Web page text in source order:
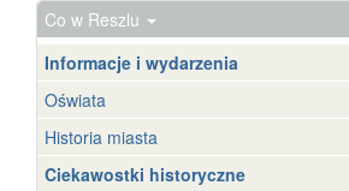
Co w Reszlu
Informacje i wydarzenia
Oświata
Historia miasta
Ciekawostki historyczne